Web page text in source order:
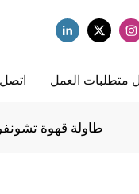
اتصل متطلبات العمل
طاولة قهوة